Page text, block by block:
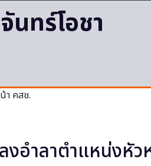
นทร์โอชา
งอำลาตำแหน่งหัว